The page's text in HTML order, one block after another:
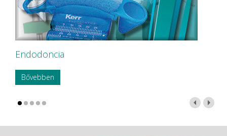
Endodoncia
Bővebben